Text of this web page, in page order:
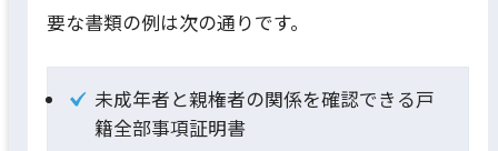
要な書類の例は次の通りです。
未成年者と親権者の関係を確認できる戸
籍全部事項証明書